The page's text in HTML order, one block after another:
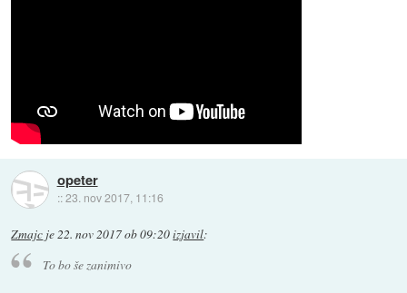
opeter
::23. nov 2017, 11:16
Zmajc je22. nov 2017 ob 09:20izjavil:
To bo še zanimivo